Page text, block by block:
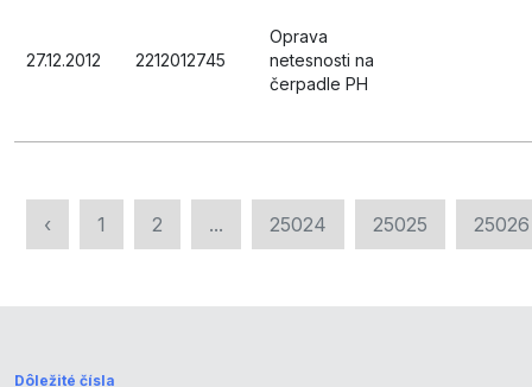
27.12.2012 2212012745
Oprava
netesnosti na
čerpadle PH
‹ 1 2 ... 25024 25025 25026
Dôležité čísla